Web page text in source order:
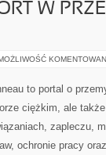
W
to portal o
ciężkim, ale
zapleczu,
ochronie pracy